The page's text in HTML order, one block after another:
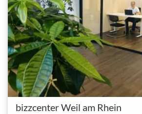
bizzcenter Weil am Rhein